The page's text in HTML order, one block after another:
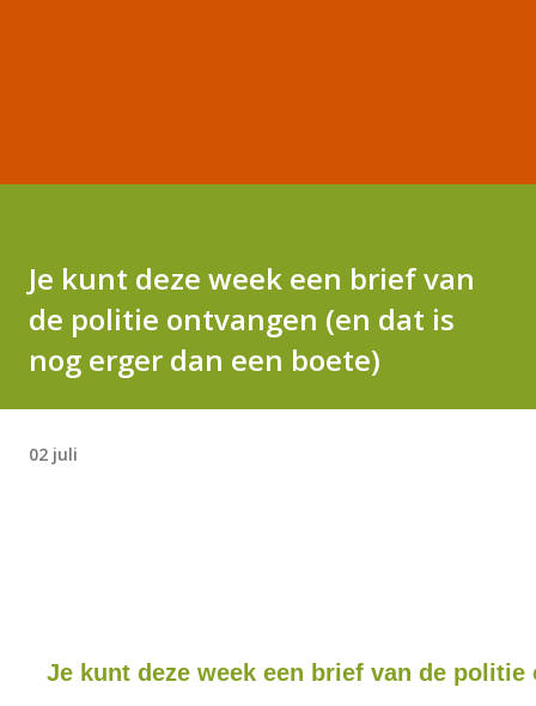
Je kunt deze week een brief van
de politie ontvangen (en dat is
nog erger dan een boete)
02 juli
Je kunt deze week een brief van de politie